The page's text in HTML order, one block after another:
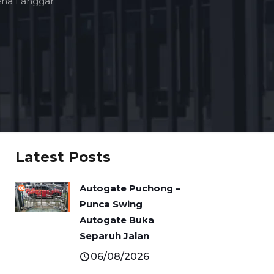
Latest Posts
Autogate Puchong –
Punca Swing
Autogate Buka
Separuh Jalan
06/08/2026